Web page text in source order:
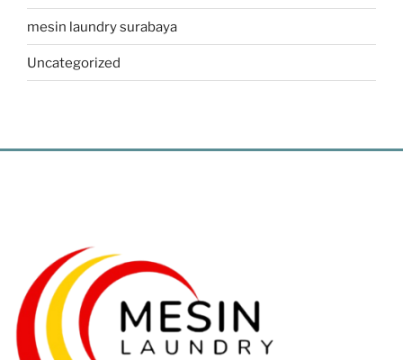
mesin laundry surabaya
Uncategorized